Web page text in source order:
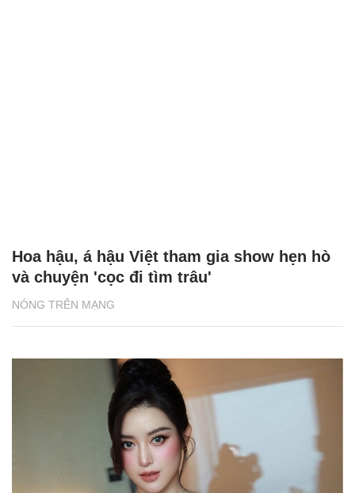
NÓNG TRÊN MẠNG
Hoa hậu, á hậu Việt tham gia show hẹn hò
và chuyện 'cọc đi tìm trâu'